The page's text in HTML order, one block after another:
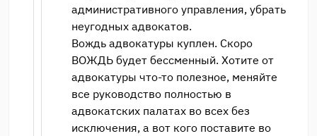
административного управления, убрать
неугодных адвокатов.
Вождь адвокатуры куплен. Скоро
ВОЖДЬ будет бессменный. Хотите от
адвокатуры что-то полезное, меняйте
все руководство полностью в
адвокатских палатах во всех без
исключения, а вот кого поставите во